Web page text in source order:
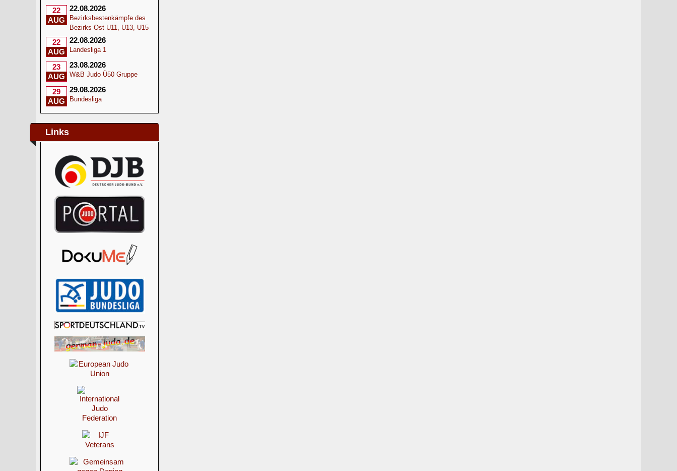
22
AUG
22.08.2026
Bezirksbestenkämpfe des
Bezirks Ost U11, U13, U15
22
AUG
22.08.2026
Landesliga 1
23
AUG
23.08.2026
W&B Judo Ü50 Gruppe
29
AUG
29.08.2026
Bundesliga
Links